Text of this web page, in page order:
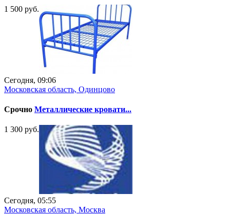
1 500 руб.
Сегодня, 09:06
Московская область, Одинцово
Срочно Металлические кровати...
1 300 руб.
Сегодня, 05:55
Московская область, Москва